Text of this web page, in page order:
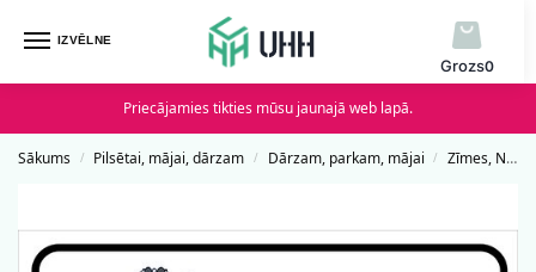
IZVĒLNE
0
Priecājamies tikties mūsu jaunajā web lapā.
Sākums / Pilsētai, mājai, dārzam / Dārzam, parkam, mājai / Zīmes, Norādes un Uzlīmes